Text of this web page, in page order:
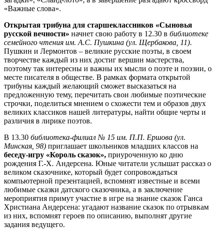
«Важные слова».
Открытая трибуна для старшеклассников «Сыновья
русской вечности» начнет свою работу в 12.30 в библиотеке
семейного чтения им. А.С. Пушкина (ул. Щербакова, 11).
Пушкин и Лермонтов – великие русские поэты, в своем
творчестве каждый из них достиг вершин мастерства,
поэтому так интересны и важны их мысли о поэте и поэзии, о
месте писателя в обществе. В рамках формата открытой
трибуны каждый желающий сможет высказаться на
предложенную тему, перечитать свои любимые поэтические
строчки, поделиться мнением о схожести тем и образов двух
великих классиков нашей литературы, найти общие черты и
различия в лирике поэтов.
В 13.30 библиотека-филиал № 15 им. П.П. Ершова (ул.
Минская, 98) приглашает школьников младших классов на
беседу-игру «Король сказок», приуроченную ко дню
рождения Г.-Х. Андерсена. Юные читатели услышат рассказ о
великом сказочнике, который будет сопровождаться
компьютерной презентацией, вспомнят известные и всеми
любимые сказки датского сказочника, а в заключение
мероприятия примут участие в игре на знание сказок Ганса
Христиана Андерсена: угадают название сказок по отрывкам
из них, вспомнят героев по описанию, выполнят другие
задания ведущего.